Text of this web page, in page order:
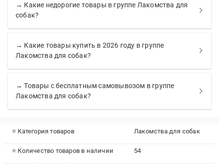
→ Какие недорогие товары в группе Лакомства для
собак?
→ Какие товары купить в 2026 году в группе
Лакомства для собак?
→ Товары с бесплатным самовывозом в группе
Лакомства для собак?
⭐ Категория товаров Лакомства для собак
⭐ Количество товаров в наличии 54